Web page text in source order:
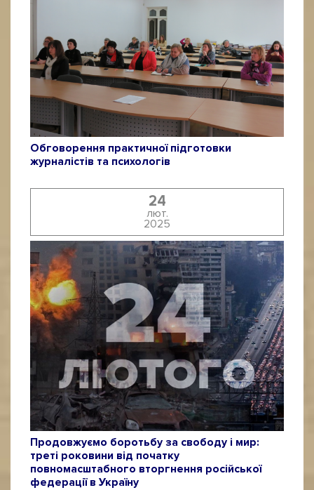
Обговорення практичної підготовки
журналістів та психологів
24
лют.
2025
Продовжуємо боротьбу за свободу і мир:
треті роковини від початку
повномасштабного вторгнення російської
федерації в Україну